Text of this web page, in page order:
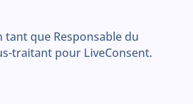
tant que Responsable du
traitant pour LiveConsent.